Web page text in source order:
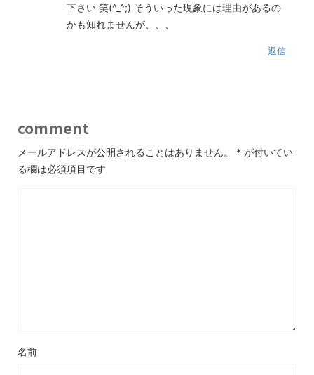
下さい 笑(^_^;) そういった現象には理由があるの
かも知れませんが、、、
返信
comment
メールアドレスが公開されることはありません。 * が付いてい
る欄は必須項目です
名前